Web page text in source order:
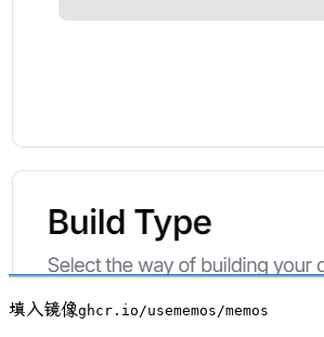
填入镜像ghcr.io/usememos/memos